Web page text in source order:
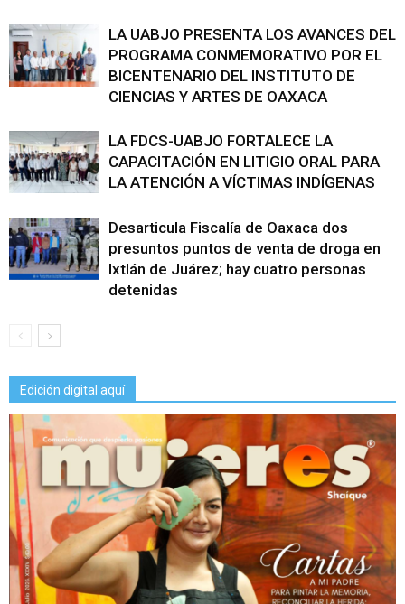
LA UABJO PRESENTA LOS AVANCES DEL
PROGRAMA CONMEMORATIVO POR EL
BICENTENARIO DEL INSTITUTO DE
CIENCIAS Y ARTES DE OAXACA
LA FDCS-UABJO FORTALECE LA
CAPACITACIÓN EN LITIGIO ORAL PARA
LA ATENCIÓN A VÍCTIMAS INDÍGENAS
Desarticula Fiscalía de Oaxaca dos
presuntos puntos de venta de droga en
Ixtlán de Juárez; hay cuatro personas
detenidas
Edición digital aquí